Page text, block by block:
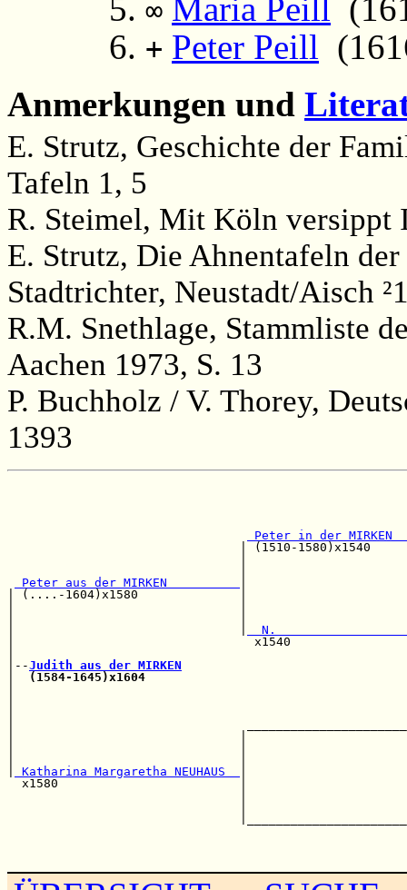
∞ Maria Peill
+ Peter Peill
Anmerkungen und
E. Strutz, Geschichte der
Tafeln 1, 5
R. Steimel, Mit Köln versippt
E. Strutz, Die Ahnentafeln
Stadtrichter, Neustadt/Aisch
R.M. Snethlage, Stammliste
Aachen 1973, S. 13
P. Buchholz / V. Thorey,
1393
Peter in der MIRKEN
| (1510-1580)x1540
Peter aus der MIRKEN
| (....-1604)x1580              |
  N.
|                                 x1540
|--Judith aus der MIRKEN
(1584-1645)x1604
Katharina Margaretha NEUHAUS
x1580                         |